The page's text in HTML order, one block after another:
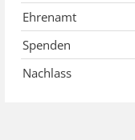
Ehrenamt
Spenden
Nachlass